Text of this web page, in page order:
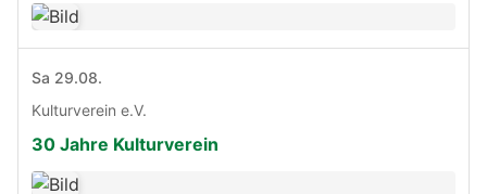
Sa 29.08.
Kulturverein e.V.
30 Jahre Kulturverein